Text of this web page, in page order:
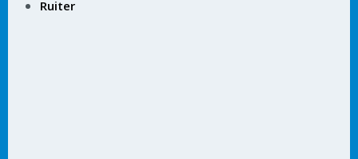
Ruiter